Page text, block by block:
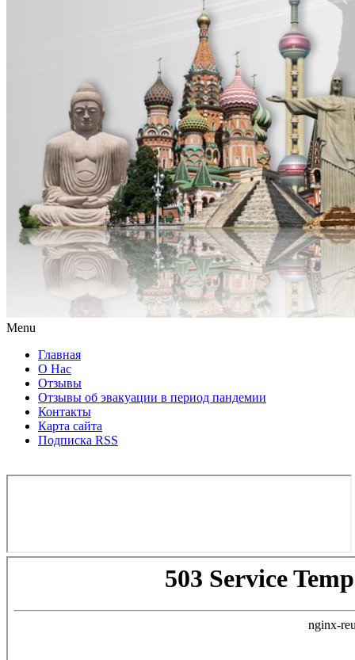
Menu
Главная
О Нас
Отзывы
Отзывы об эвакуации в период пандемии
Контакты
Карта сайта
Подписка RSS